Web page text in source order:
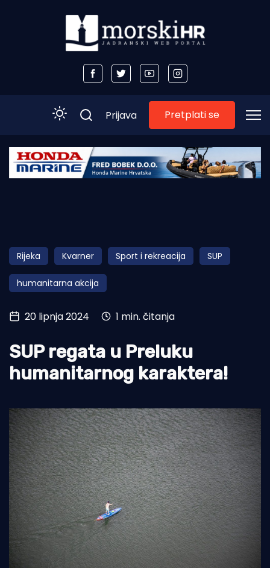
Početna
Obala
Otoci
Turizam i nautika
Pomorstvo
Ekologija
Prijava Pretplati se
Rijeka Kvarner Sport i rekreacija SUP
humanitarna akcija
20 lipnja 2024 1 min. čitanja
SUP regata u Preluku
humanitarnog karaktera!